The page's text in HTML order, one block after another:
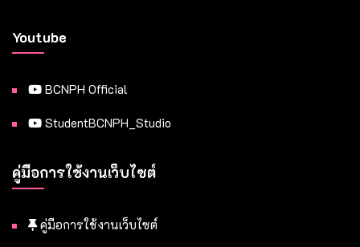
Youtube
BCNPH Official
StudentBCNPH_Studio
คู่มือการใช้งานเว็บไซต์
คู่มือการใช้งานเว็บไซต์